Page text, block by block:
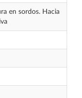
en sordos. Hacia